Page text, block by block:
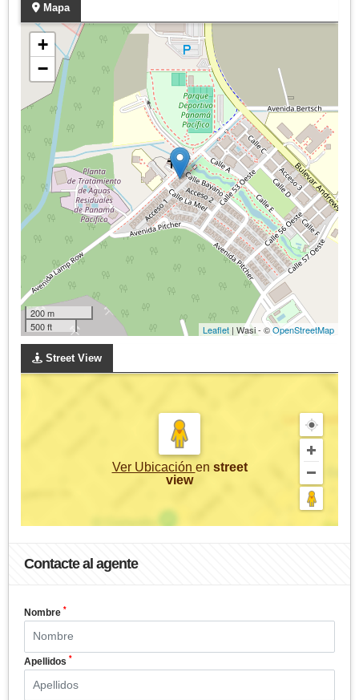
Mapa
+
−
200 m
500 ft
Leaflet | Wasi - ©OpenStreetMap
Street View
Ver Ubicación en street
view
Contacte al agente
Nombre *
Apellidos *